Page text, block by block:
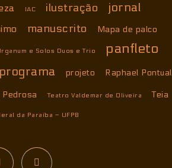
IAC ilustração jornal
manuscrito Mapa de palco
e Solos Duos e Trio panfleto
programa projeto Raphael Pontual
Pedrosa Teatro Valdemar de Oliveira
Teia
da Paraíba – UFPB